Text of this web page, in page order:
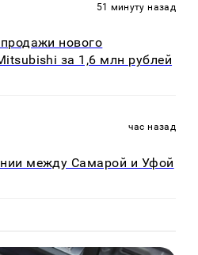
51 минуту назад
нового
за 1,6 млн рублей
час назад
между Самарой и Уфой